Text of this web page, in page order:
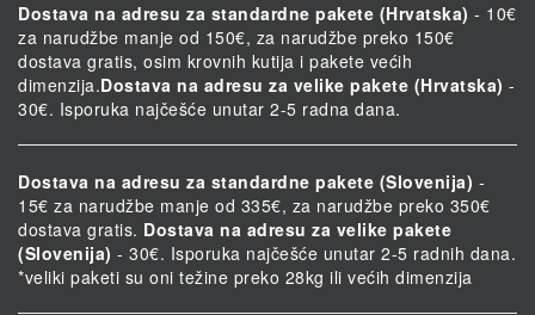
Dostava na adresu za standardne pakete (Hrvatska) - 10€
za narudžbe manje od 150€, za narudžbe preko 150€
dostava gratis, osim krovnih kutija i pakete većih
dimenzija.Dostava na adresu za velike pakete (Hrvatska) -
30€. Isporuka najčešće unutar 2-5 radna dana.
Dostava na adresu za standardne pakete (Slovenija) -
15€ za narudžbe manje od 335€, za narudžbe preko 350€
dostava gratis. Dostava na adresu za velike pakete
(Slovenija) - 30€. Isporuka najčešće unutar 2-5 radnih dana.
*veliki paketi su oni težine preko 28kg ili većih dimenzija